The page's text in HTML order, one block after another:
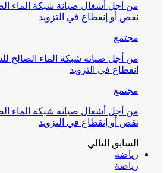
من أجل أشغال صيانة شبكة الماء
نقص أو إنقطاع في التزويد
مجتمع
من أجل صيانة شبكة الماء الصالح
انقطاع في التزويد
مجتمع
من أجل أشغال صيانة شبكة الماء
نقص أو إنقطاع في التزويد
السابق التالي
رياضة
رياضة